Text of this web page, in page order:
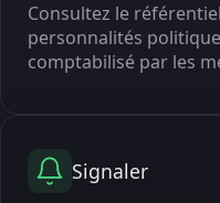
Consultez le
personnalités
comptabilisé par les
Signaler